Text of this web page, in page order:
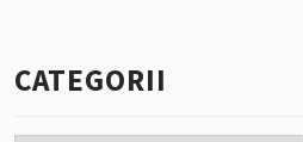
CATEGORII